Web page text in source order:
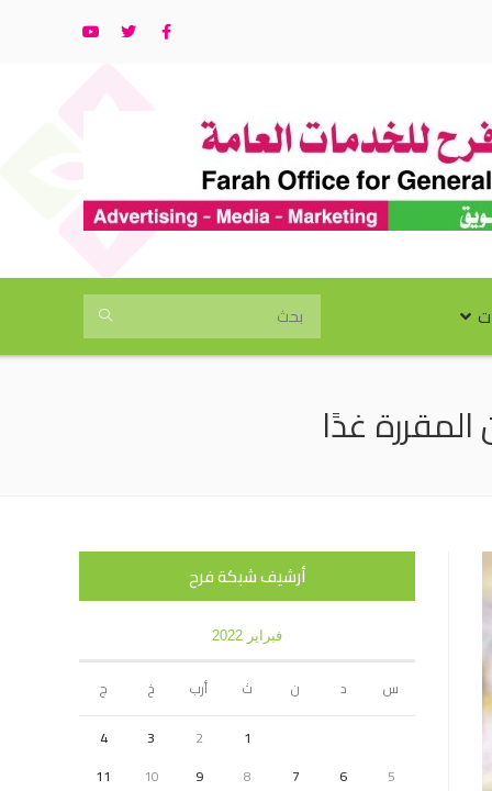
غدًا
أرشيف شبكة فرح
فبراير 2022
س د ن ث أرب خ
ج
1
2
3
4
5
6
7
8
9
10
11